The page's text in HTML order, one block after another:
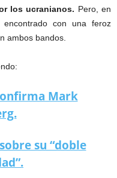
los ucranianos. Pero, en
con una feroz
ambos bandos.
Mark
su “doble